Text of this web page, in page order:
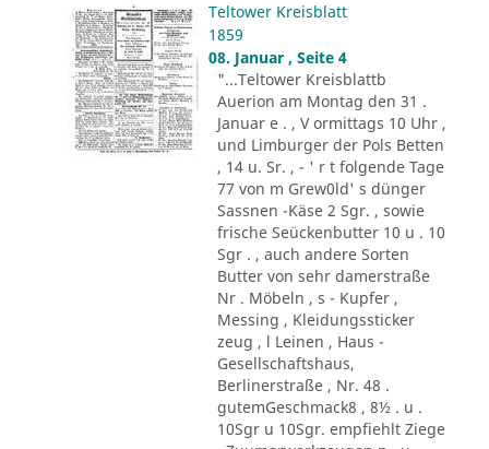
Teltower Kreisblatt
1859
08. Januar , Seite 4
"...Teltower Kreisblattb
Auerion am Montag den 31 .
Januar e . , V ormittags 10 Uhr ,
und Limburger der Pols Betten
, 14 u. Sr. , - ' r t folgende Tage
77 von m Grew0ld' s dünger
Sassnen -Käse 2 Sgr. , sowie
frische Seückenbutter 10 u . 10
Sgr . , auch andere Sorten
Butter von sehr damerstraße
Nr . Möbeln , s - Kupfer ,
Messing , Kleidungssticker
zeug , l Leinen , Haus -
Gesellschaftshaus,
Berlinerstraße , Nr. 48 .
gutemGeschmack8 , 8½ . u .
10Sgr u 10Sgr. empfiehlt Ziege